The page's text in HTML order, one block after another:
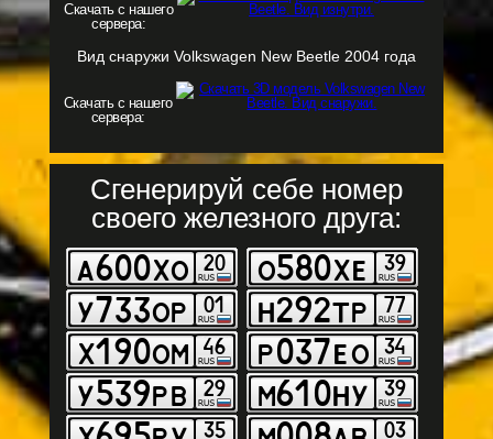
Скачать с нашего
сервера:
Вид снаружи Volkswagen New Beetle 2004 года
Скачать с нашего
сервера:
Сгенерируй себе номер
своего железного друга: